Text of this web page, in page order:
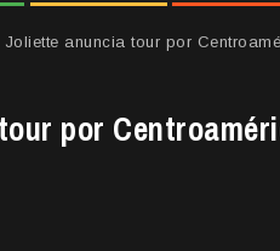
Joliette anuncia tour por
por